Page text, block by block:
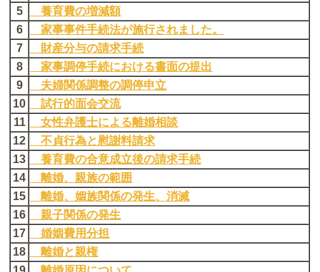
5
養育費の増減額
6
家事事件手続法が施行されました。
7
財産分与の請求手続
8
家事調停手続における書面の提出
9
夫婦関係調整の調停申立
10
試行的面会交流
11
女性弁護士による離婚相談
12
不貞行為と慰謝料請求
13
養育費の合意成立後の請求手続
14
離婚、親族の範囲
15
離婚、姻族関係の発生、消滅
16
親子関係の発生
17
婚姻費用分担
18
離婚と親権